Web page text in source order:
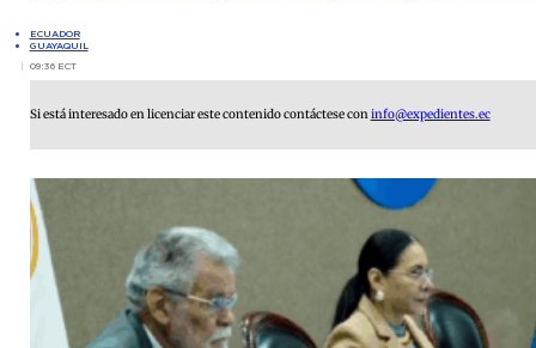
ECUADOR
GUAYAQUIL
09:36 ECT
Si está interesado en licenciar este contenido contáctese coninfo@expedientes.ec